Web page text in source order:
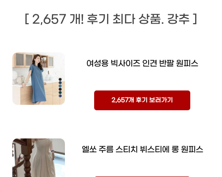
[ 2,657 개! 후기 최다 상품. 강추 ]
여성용 빅사이즈 인견 반팔 원피스
2,657개 후기 보러가기
엘쏘 주름 스티치 뷔스티에 롱 원피스